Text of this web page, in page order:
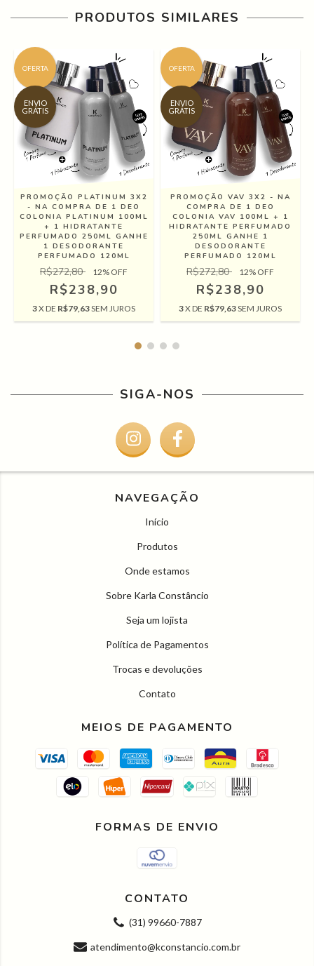
PRODUTOS SIMILARES
OFERTA
ENVIO
GRÁTIS
PROMOÇÃO PLATINUM 3X2
- NA COMPRA DE 1 DEO
COLONIA PLATINUM 100ML
+ 1 HIDRATANTE
PERFUMADO 250ML GANHE
1 DESODORANTE
PERFUMADO 120ML
R$272,80 12% OFF
R$238,90
3X DE R$79,63SEM JUROS
OFERTA
ENVIO
GRÁTIS
PROMOÇÃO VAV 3X2 - NA
COMPRA DE 1 DEO
COLONIA VAV 100ML + 1
HIDRATANTE PERFUMADO
250ML GANHE 1
DESODORANTE
PERFUMADO 120ML
R$272,80 12% OFF
R$238,90
3X DE R$79,63SEM JUROS
SIGA-NOS
NAVEGAÇÃO
Início
Produtos
Onde estamos
Sobre Karla Constâncio
Seja um lojista
Política de Pagamentos
Trocas e devoluções
Contato
MEIOS DE PAGAMENTO
FORMAS DE ENVIO
CONTATO
(31) 99660-7887
atendimento@kconstancio.com.br